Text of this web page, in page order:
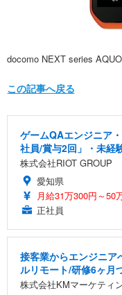
docomo NEXT series
この記事へ戻る
ゲームQAエンジニア
社員/賞与2回」・未経
株式会社RIOT GROUP
愛知県
月給31万300円～50
正社員
接客業からエンジニア
ルリモート/研修6ヶ月
株式会社KMマーケティ